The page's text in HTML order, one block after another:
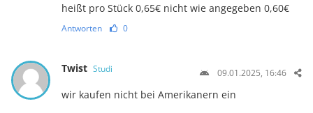
heißt pro Stück 0,65€ nicht wie angegeben 0,60€
Antworten 0
Twist Studi 09.01.2025, 16:46
wir kaufen nicht bei Amerikanern ein